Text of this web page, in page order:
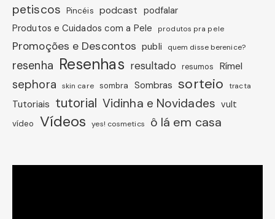
petiscos Pincéis podcast podfalar
Produtos e Cuidados com a Pele
produtos pra pele
Promoções e Descontos publi quem disse berenice?
resenha Resenhas resultado resumos Rímel
sephora skin care sombra Sombras sorteio tracta
Tutoriais tutorial Vidinha e Novidades vult
vídeo Vídeos yes! cosmetics ô lá em casa